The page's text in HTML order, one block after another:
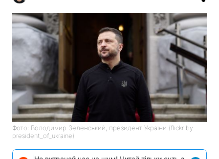
Фото: Володимир Зеленський, президент України (flickr by
president_of_ukraine)